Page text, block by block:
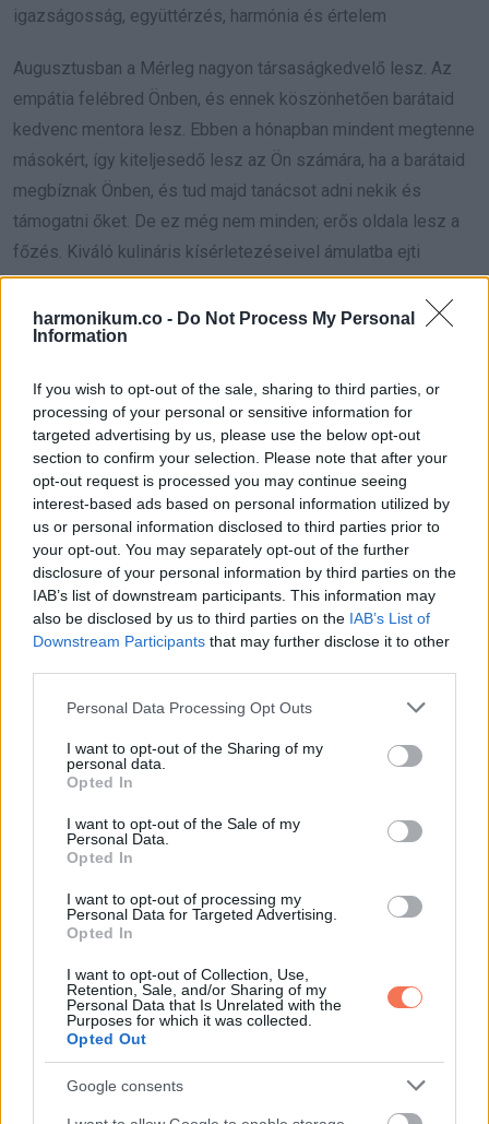
harmonikum.co - Do Not Process My Personal
Information
If you wish to opt-out of the sale, sharing to third parties, or
processing of your personal or sensitive information for
targeted advertising by us, please use the below opt-out
section to confirm your selection. Please note that after your
opt-out request is processed you may continue seeing
interest-based ads based on personal information utilized by
us or personal information disclosed to third parties prior to
your opt-out. You may separately opt-out of the further
disclosure of your personal information by third parties on the
IAB’s list of downstream participants. This information may
also be disclosed by us to third parties on the IAB’s List of
Downstream Participants that may further disclose it to other
Please note that this website/app uses one or more Google
not limited to your visit or usage behaviour. You may click to
grant or deny consent to Google and its third-party tags to
use your data for below specified purposes in below Google
consent section.
Personal Data Processing Opt Outs
I want to opt-out of the Sharing of my
personal data.
Opted In
I want to opt-out of the Sale of my
Personal Data.
Opted In
I want to opt-out of processing my
Personal Data for Targeted Advertising.
Opted In
I want to opt-out of Collection, Use,
Retention, Sale, and/or Sharing of my
Personal Data that Is Unrelated with the
Purposes for which it was collected.
Opted Out
Google consents
igazságosság, együttérzés, harmónia és értelem
Augusztusban a Mérleg nagyon társaságkedvelő lesz. Az
empátia felébred Önben, és ennek köszönhetően barátaid
kedvenc mentora lesz. Ebben a hónapban mindent megtenne
másokért, így kiteljesedő lesz az Ön számára, ha a barátaid
megbíznak Önben, és tud majd tanácsot adni nekik és
támogatni őket. De ez még nem minden; erős oldala lesz a
főzés. Kiváló kulináris kísérletezéseivel ámulatba ejti
barátait és családját, és elnyeri a legjobb házigazda
státuszt.
Vénusz hatással lesz rá, különösen a partnerük és általában
a kapcsolataik tekintetében. A partnere iránt érzelmei
hatalmasnak; azonban kissé kontrollálnia kell önmagát, hogy
ne fárassza szerelmét a szeretet állandó
bizonyítékaival.Augusztus végén sok előrelépést figyelhet
meg kommunikációs képességeiben. Hihetetlenül sikeres
lesz a munkahelyén, elsősorban beszédkészségének
köszönhetően. Mindazonáltal arra kell figyelnie, hogy ne
legyen túl lelkes és ne rontsa el az esélyeit.
beírása után gördítesz lejjebb!
Skorpió
augusztus Horoszkóp 2024
Figyelmes, harcos, előrelátó és empatikus a többiekkel
Az augusztus a makacsság és a lendület egy részét hozza
tűzött ki. Hajlamos lesz azonban arra, hogy ne legyen
tekintettel másokra, és nincsenek határai, ami problémát
jelenthet, különösen a munkahelyen. Lehet, hogy kollégái